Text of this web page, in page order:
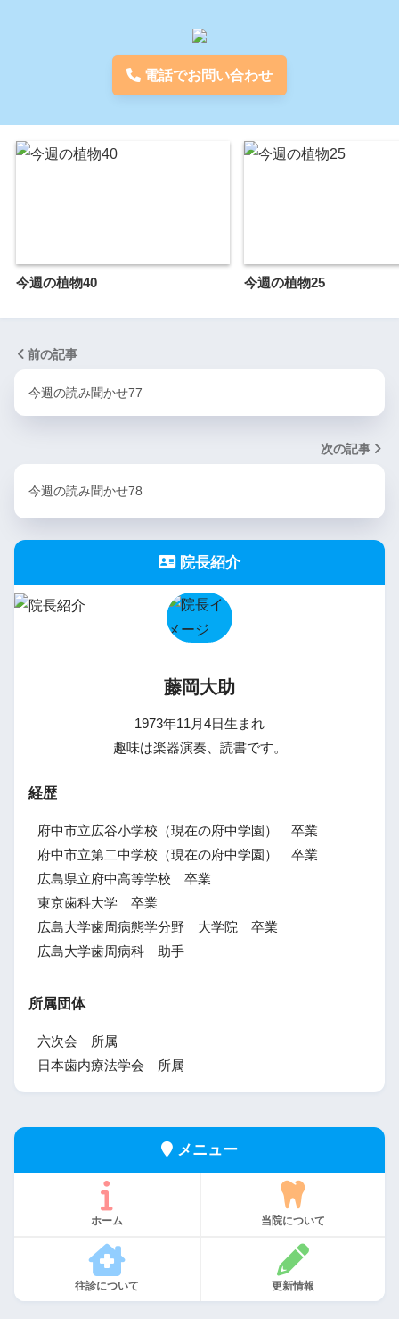
電話でお問い合わせ
今週の植物40 今週の植物25
前の記事
今週の読み聞かせ77
次の記事
今週の読み聞かせ78
院長紹介
藤岡大助
1973年11月4日生まれ
趣味は楽器演奏、読書です。
経歴
府中市立広谷小学校（現在の府中学園） 卒業
府中市立第二中学校（現在の府中学園） 卒業
広島県立府中高等学校 卒業
東京歯科大学 卒業
広島大学歯周病態学分野 大学院 卒業
広島大学歯周病科 助手
所属団体
六次会 所属
日本歯内療法学会 所属
メニュー
ホーム 当院について
往診について 更新情報